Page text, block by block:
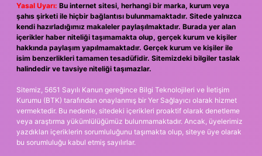
Yasal Uyarı: Bu internet sitesi, herhangi bir marka, kurum veya
şahıs şirketi ile hiçbir bağlantısı bulunmamaktadır. Sitede yalnızca
kendi hazırladığımız makaleler paylaşılmaktadır. Burada yer alan
içerikler haber niteliği taşımamakta olup, gerçek kurum ve kişiler
hakkında paylaşım yapılmamaktadır. Gerçek kurum ve kişiler ile
isim benzerlikleri tamamen tesadüfidir. Sitemizdeki bilgiler taslak
halindedir ve tavsiye niteliği taşımazlar.
Sitemiz, 5651 Sayılı Kanun gereğince Bilgi Teknolojileri ve İletişim
Kurumu (BTK) tarafından onaylanmış bir Yer Sağlayıcı olarak hizmet
vermektedir. Bu nedenle, sitedeki içerikleri proaktif olarak denetleme
veya araştırma yükümlülüğümüz bulunmamaktadır. Ancak, üyelerimiz
yazdıkları içeriklerin sorumluluğunu taşımakta olup, siteye üye olarak
bu sorumluluğu kabul etmiş sayılırlar.